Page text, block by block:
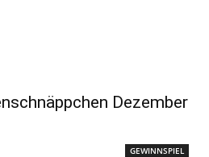
Dezember
GEWINNSPIEL